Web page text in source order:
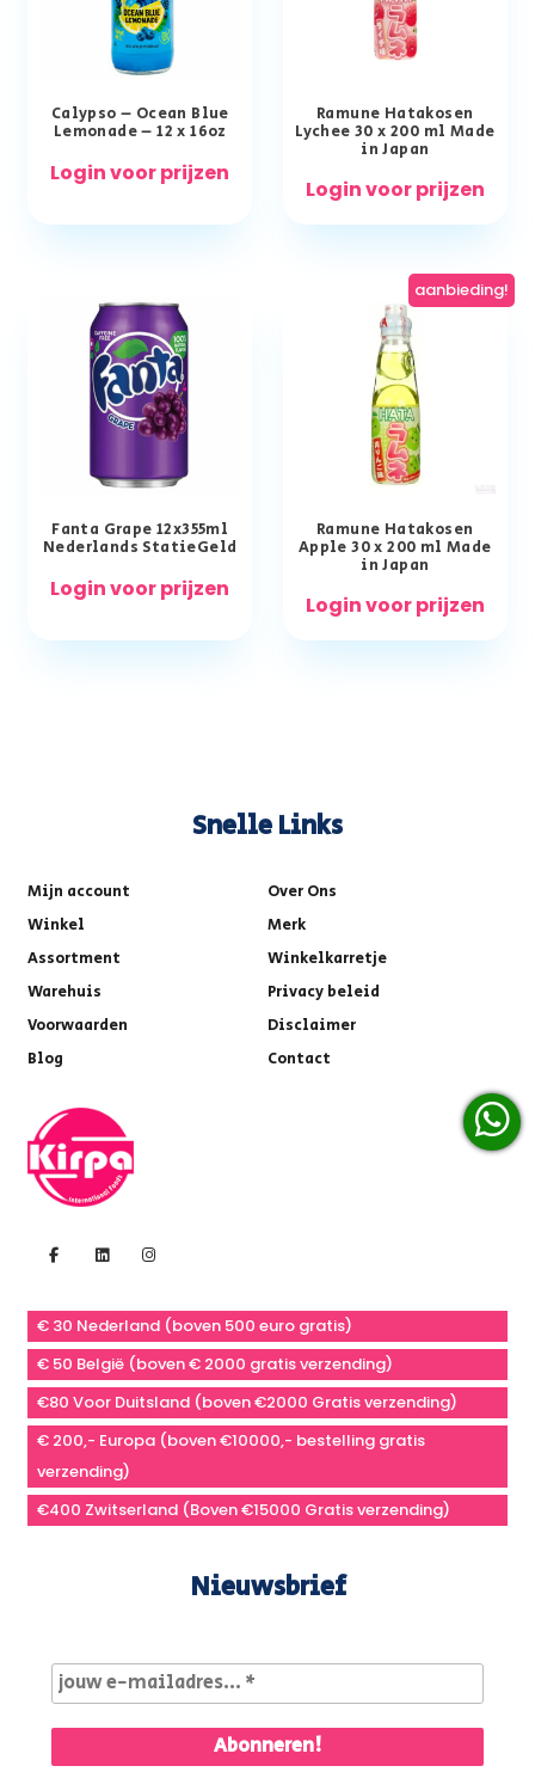
Calypso – Ocean Blue
Lemonade – 12 x 16oz
Login voor prijzen
Ramune Hatakosen
Lychee 30 x 200 ml Made
in Japan
Login voor prijzen
Fanta Grape 12x355ml
Nederlands StatieGeld
Login voor prijzen
aanbieding!
Ramune Hatakosen
Apple 30 x 200 ml Made
in Japan
Login voor prijzen
Snelle Links
Mijn account
Over Ons
Winkel
Merk
Assortment
Winkelkarretje
Warehuis
Privacy beleid
Voorwaarden
Disclaimer
Blog
Contact
€ 30 Nederland (boven 500 euro gratis)
€ 50 België (boven € 2000 gratis verzending)
€80 Voor Duitsland (boven €2000 Gratis verzending)
€ 200,- Europa (boven €10000,- bestelling gratis
verzending)
€400 Zwitserland (Boven €15000 Gratis verzending)
Nieuwsbrief